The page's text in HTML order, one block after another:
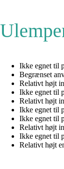
Ikke egnet til
Begrænset
Relativt højt
Ikke egnet til
Relativt højt
Ikke egnet til
Ikke egnet til
Relativt højt
Ikke egnet til
Relativt højt